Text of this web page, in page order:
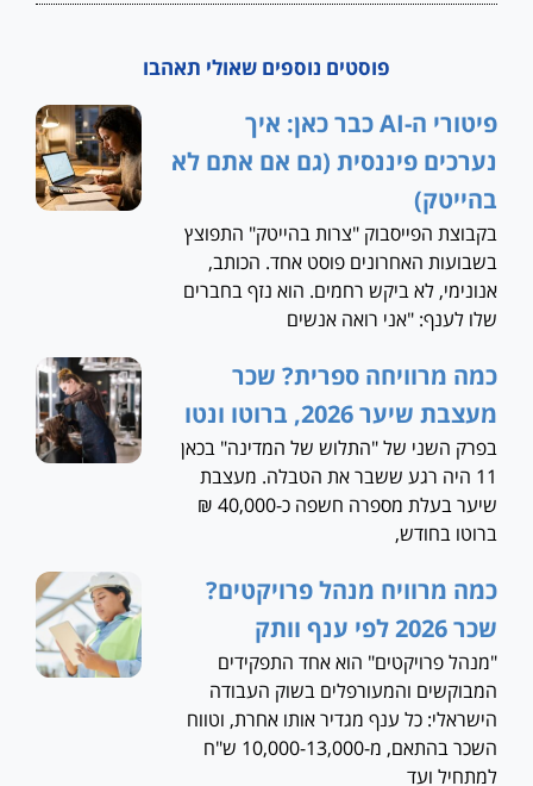
פוסטים נוספים שאולי תאהבו
פיטורי ה-AI כבר כאן: איך
נערכים פיננסית (גם אם אתם לא
בהייטק)
בקבוצת הפייסבוק "צרות בהייטק" התפוצץ
בשבועות האחרונים פוסט אחד. הכותב,
אנונימי, לא ביקש רחמים. הוא נזף בחברים
שלו לענף: "אני רואה אנשים
כמה מרוויחה ספרית? שכר
מעצבת שיער 2026, ברוטו ונטו
בפרק השני של "התלוש של המדינה" בכאן
11 היה רגע ששבר את הטבלה. מעצבת
שיער בעלת מספרה חשפה כ-40,000 ₪
ברוטו בחודש,
כמה מרוויח מנהל פרויקטים?
שכר 2026 לפי ענף וותק
"מנהל פרויקטים" הוא אחד התפקידים
המבוקשים והמעורפלים בשוק העבודה
הישראלי: כל ענף מגדיר אותו אחרת, וטווח
השכר בהתאם, מ-10,000-13,000 ש"ח
למתחיל ועד